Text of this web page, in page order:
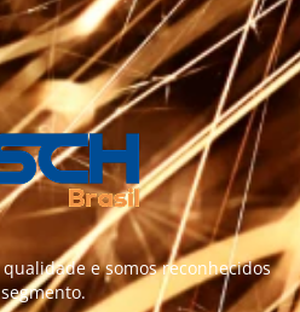
e somos reconhecidos